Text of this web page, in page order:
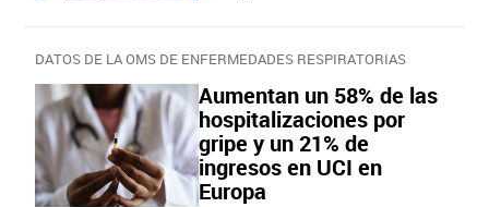
DATOS DE LA OMS DE ENFERMEDADES RESPIRATORIAS
Aumentan un 58% de las
hospitalizaciones por
gripe y un 21% de
ingresos en UCI en
Europa